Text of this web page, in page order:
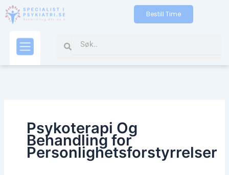
Skip
to
Bestill Time
Search
Psykoterapi Og
Behandling for
Personlighetsforstyrrelser